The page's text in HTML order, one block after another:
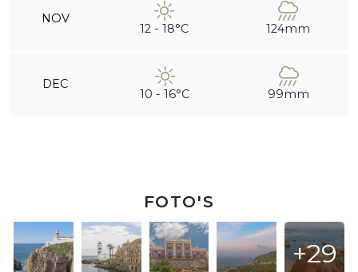
NOV
12 - 18°C 124mm
DEC
10 - 16°C 99mm
FOTO'S
+29